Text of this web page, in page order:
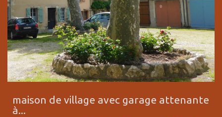
maison de village avec garage attenante
à...